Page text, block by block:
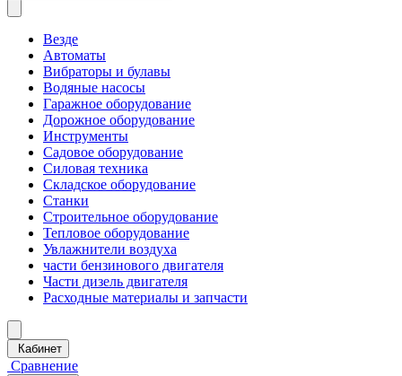
Везде
Автоматы
Вибраторы и булавы
Водяные насосы
Гаражное оборудование
Дорожное оборудование
Инструменты
Садовое оборудование
Силовая техника
Складское оборудование
Станки
Строительное оборудование
Тепловое оборудование
Увлажнители воздуха
части бензинового двигателя
Части дизель двигателя
Расходные материалы и запчасти
Кабинет
Сравнение